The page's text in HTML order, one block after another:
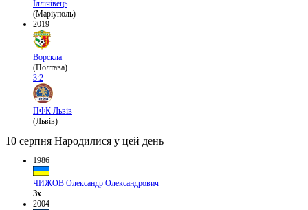
Іллічівець
(Маріуполь)
2019
Ворскла
(Полтава)
3:2
ПФК Львів
(Львів)
10 серпня Народилися у цей день
1986
ЧИЖОВ Олександр Олександрович
Зх
2004